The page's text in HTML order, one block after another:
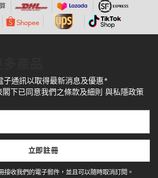
子通訊以取得最新消息及優惠*
下已同意我們之條款及細則 與私隱政策
立即註冊
接收我們的電子郵件，並且可以隨時取消訂閱。